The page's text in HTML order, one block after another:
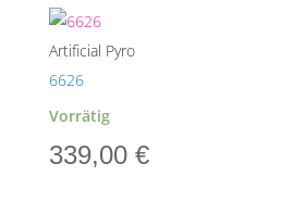
129,50 €
Artificial Pyro
6626
Vorrätig
339,00 €